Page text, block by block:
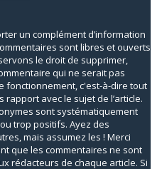
un complément d’information
sont libres et ouverts
le droit de supprimer,
qui ne serait pas
fonctionnement, c'est-à-dire tout
avec le sujet de l’article.
sont systématiquement
trop positifs. Ayez des
mais assumez les ! Merci
que les commentaires ne sont
rédacteurs de chaque article. Si